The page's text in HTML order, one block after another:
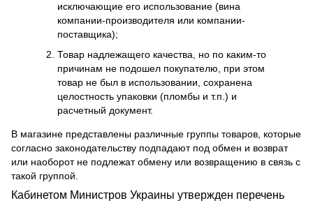
исключающие его использование (вина
компании-производителя или компании-
поставщика);
Товар надлежащего качества, но по каким-то
причинам не подошел покупателю, при этом
товар не был в использовании, сохранена
целостность упаковки (пломбы и т.п.) и
расчетный документ.
В магазине представлены различные группы товаров, которые
согласно законодательству подпадают под обмен и возврат
или наоборот не подлежат обмену или возвращению в связь с
такой группой.
Кабинетом Министров Украины утвержден перечень